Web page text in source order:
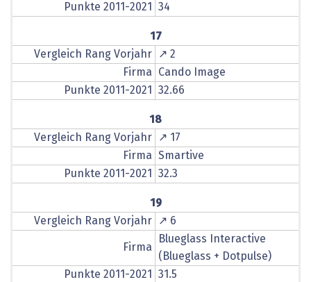
Punkte 2011-2021
34
17
Vergleich Rang Vorjahr
↗ 2
Firma
Cando Image
Punkte 2011-2021
32.66
18
Vergleich Rang Vorjahr
↗ 17
Firma
Smartive
Punkte 2011-2021
32.3
19
Vergleich Rang Vorjahr
↗ 6
Firma
Blueglass Interactive
(Blueglass + Dotpulse)
Punkte 2011-2021
31.5